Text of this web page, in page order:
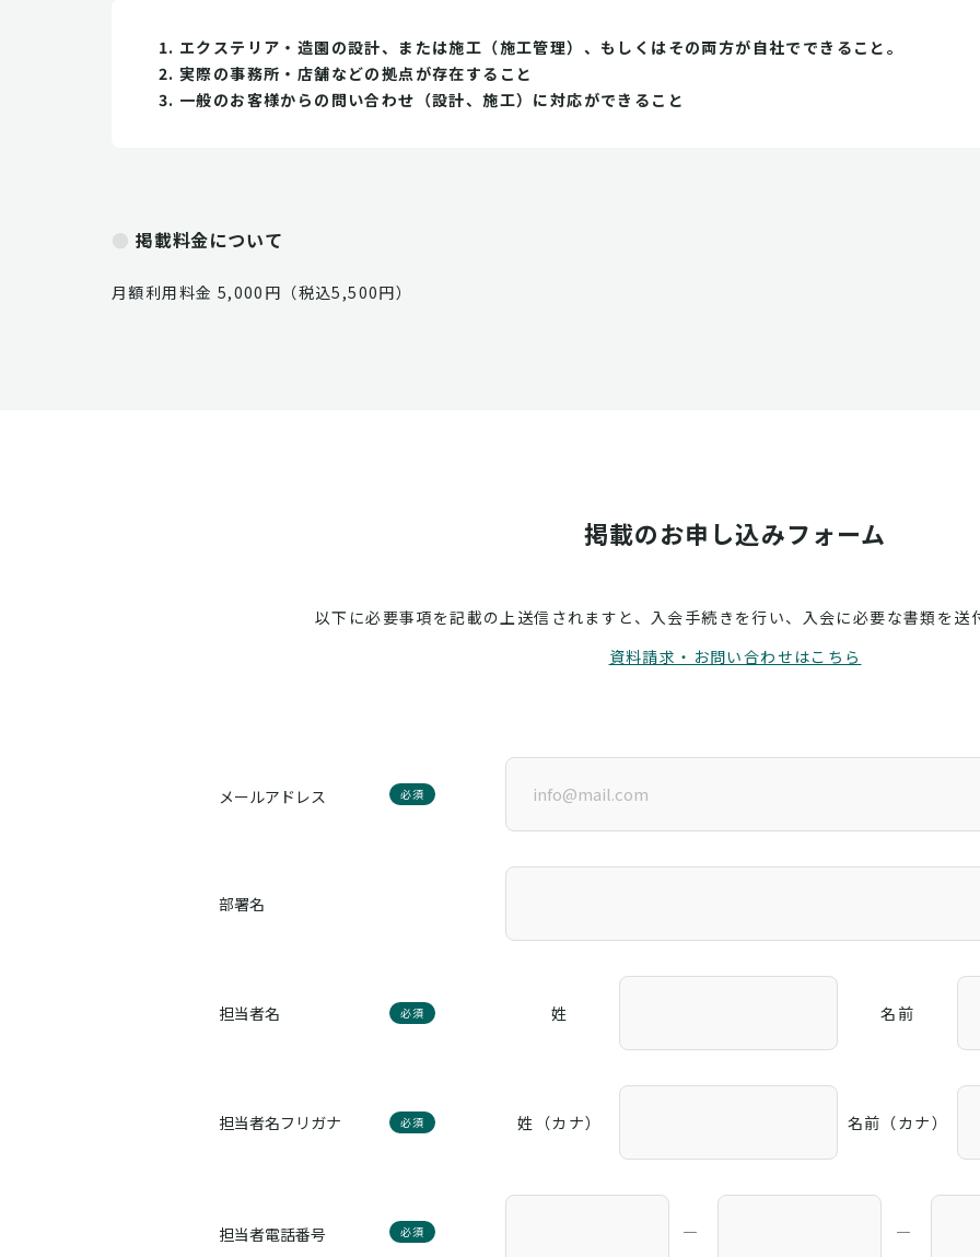
エクステリア・造園の設計、または施工（施工管理）、もしくはその両方が自社でできること。
実際の事務所・店舗などの拠点が存在すること
一般のお客様からの問い合わせ（設計、施工）に対応ができること
掲載料金について
月額利用料金 5,000円（税込5,500円）
掲載のお申し込みフォーム
以下に必要事項を記載の上送信されますと、入会手続きを行い、入会に必要な書類を送
資料請求・お問い合わせはこちら
メールアドレス 必須
部署名
担当者名 必須 姓 名前
担当者名フリガナ 必須 姓（カナ） 名前（カナ）
担当者電話番号 必須 ― ―